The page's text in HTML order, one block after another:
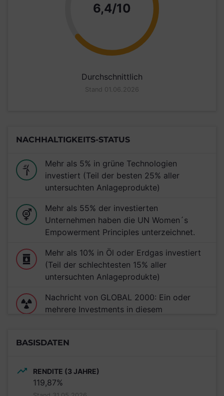
6,4/10 Punkte
Durchschnittlich
Stand 01.06.2026
NACHHALTIGKEITS-STATUS
Mehr als 5% in grüne Technologien
investiert (Teil der besten 25% aller
untersuchten Anlageprodukte)
Mehr als 55% der investierten
Unternehmen haben die UN Women´s
Empowerment Principles unterzeichnet.
Mehr als 10% in Öl oder Erdgas investiert
(Teil der schlechtesten 15% aller
untersuchten Anlageprodukte)
Nachricht von GLOBAL 2000: Ein oder
mehrere Investments in diesem
BASISDATEN
RENDITE (3 JAHRE)
119,87%